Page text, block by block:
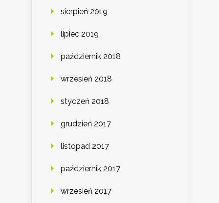
sierpień 2019
lipiec 2019
październik 2018
wrzesień 2018
styczeń 2018
grudzień 2017
listopad 2017
październik 2017
wrzesień 2017